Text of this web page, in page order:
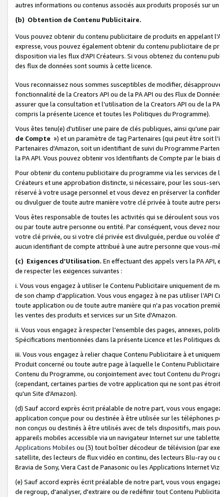
autres informations ou contenus associés aux produits proposés sur
(b) Obtention de Contenu Publicitaire.
Vous pouvez obtenir du contenu publicitaire de produits en appelant
expresse, vous pouvez également obtenir du contenu publicitaire de
disposition via les flux d'API Créateurs. Si vous obtenez du contenu
des flux de données sont soumis à cette licence.
Vous reconnaissez nous sommes susceptibles de modifier,
fonctionnalité de la Creators API ou de la PA API ou des Flux de
assurer que la consultation et l'utilisation de la Creators API ou de la
compris la présente Licence et toutes les Politiques du Programme).
Vous êtes tenu(e) d'utiliser une paire de clés publiques, ainsi qu'une
de Compte ») et un paramètre de tag Partenaires (qui peut être soit
Partenaires d'Amazon, soit un identifiant de suivi du Programme
la PA API. Vous pouvez obtenir vos Identifiants de Compte par le biais
Pour obtenir du contenu publicitaire du programme via les services
Créateurs et une approbation distincte, si nécessaire, pour les sous-
réservé à votre usage personnel et vous devez en préserver la
ou divulguer de toute autre manière votre clé privée à toute autre
Vous êtes responsable de toutes les activités qui se déroulent sous
ou par toute autre personne ou entité. Par conséquent, vous devez
votre clé privée, ou si votre clé privée est divulguée, perdue ou volée
aucun identifiant de compte attribué à une autre personne que vous-
(c) Exigences d'Utilisation. En effectuant des appels vers la PA
de respecter les exigences suivantes :
i. Vous vous engagez à utiliser le Contenu Publicitaire uniquement de
de son champ d'application. Vous vous engagez à ne pas utiliser l’API
toute application ou de toute autre manière qui n'a pas vocation
les ventes des produits et services sur un Site d'Amazon.
ii. Vous vous engagez à respecter l'ensemble des pages, annexes,
Spécifications mentionnées dans la présente Licence et les Politiques
iii. Vous vous engagez à relier chaque Contenu Publicitaire à et
Produit concerné ou toute autre page à laquelle le Contenu
Contenu du Programme, ou conjointement avec tout Contenu du
(cependant, certaines parties de votre application qui ne sont pas
qu'un Site d'Amazon).
(d) Sauf accord exprès écrit préalable de notre part, vous vous
application conçue pour ou destinée à être utilisée sur les téléphones
non conçus ou destinés à être utilisés avec de tels dispositifs, mais
appareils mobiles accessible via un navigateur Internet sur une
Applications Mobiles ou (3) tout boîtier décodeur de télévision (par
satellite, des lecteurs de flux vidéo en continu, des lecteurs Blu-ray
Bravia de Sony, Viera Cast de Panasonic ou les Applications Internet
(e) Sauf accord exprès écrit préalable de notre part, vous vous
de regroup, d'analyser, d'extraire ou de redéfinir tout Contenu